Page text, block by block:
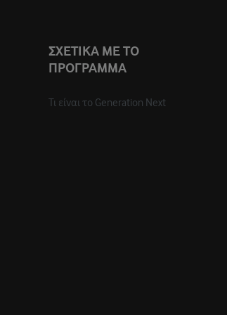
ΣΧΕΤΙΚΑ ΜΕ ΤΟ
ΠΡΟΓΡΑΜΜΑ
Τι είναι το Generation Next